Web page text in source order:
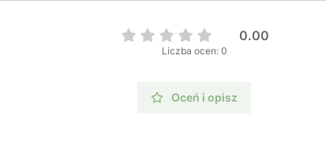
0.00
Liczba ocen: 0
Oceń i opisz